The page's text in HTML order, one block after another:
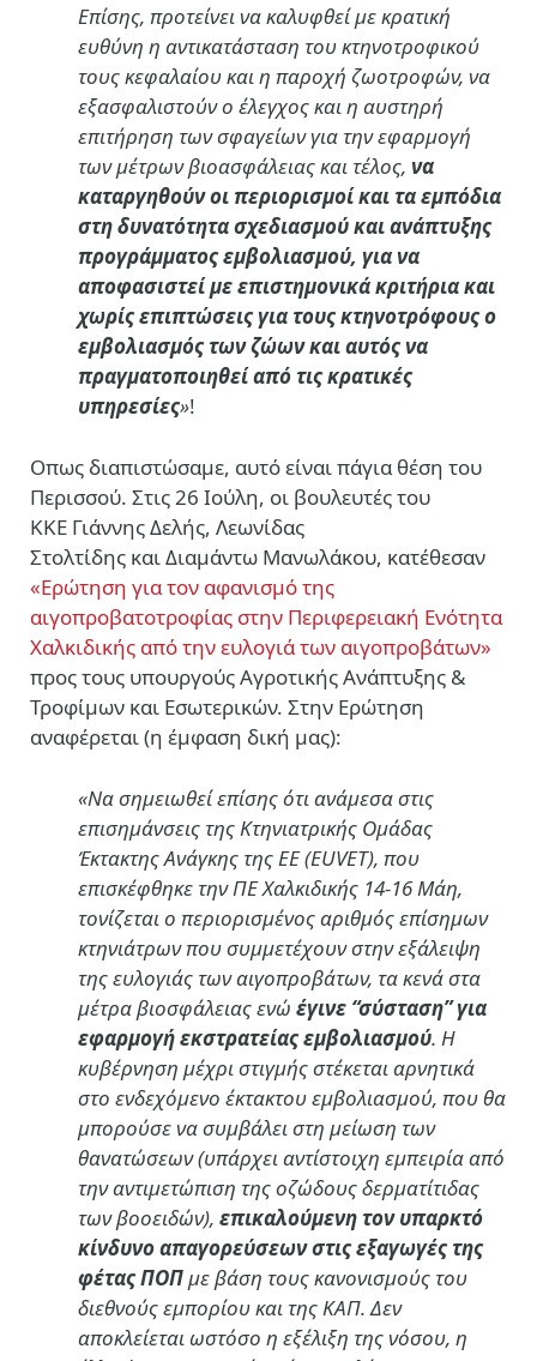
Επίσης, προτείνει να καλυφθεί με κρατική
ευθύνη η αντικατάσταση του κτηνοτροφικού
τους κεφαλαίου και η παροχή ζωοτροφών, να
εξασφαλιστούν ο έλεγχος και η αυστηρή
επιτήρηση των σφαγείων για την εφαρμογή
των μέτρων βιοασφάλειας και τέλος, να
καταργηθούν οι περιορισμοί και τα εμπόδια
στη δυνατότητα σχεδιασμού και ανάπτυξης
προγράμματος εμβολιασμού, για να
αποφασιστεί με επιστημονικά κριτήρια και
χωρίς επιπτώσεις για τους κτηνοτρόφους ο
εμβολιασμός των ζώων και αυτός να
πραγματοποιηθεί από τις κρατικές
υπηρεσίες»!
Οπως διαπιστώσαμε, αυτό είναι πάγια θέση του
Περισσού. Στις 26 Ιούλη, οι βουλευτές του
ΚΚΕ Γιάννης Δελής, Λεωνίδας
Στολτίδης και Διαμάντω Μανωλάκου, κατέθεσαν
«Ερώτηση για τον αφανισμό της
αιγοπροβατοτροφίας στην Περιφερειακή Ενότητα
Χαλκιδικής από την ευλογιά των αιγοπροβάτων»
προς τους υπουργούς Αγροτικής Ανάπτυξης &
Τροφίμων και Εσωτερικών. Στην Ερώτηση
αναφέρεται (η έμφαση δική μας):
«Να σημειωθεί επίσης ότι ανάμεσα στις
επισημάνσεις της Κτηνιατρικής Ομάδας
Έκτακτης Ανάγκης της ΕΕ (EUVET), που
επισκέφθηκε την ΠΕ Χαλκιδικής 14-16 Μάη,
τονίζεται ο περιορισμένος αριθμός επίσημων
κτηνιάτρων που συμμετέχουν στην εξάλειψη
της ευλογιάς των αιγοπροβάτων, τα κενά στα
μέτρα βιοσφάλειας ενώ έγινε “σύσταση” για
εφαρμογή εκστρατείας εμβολιασμού. Η
κυβέρνηση μέχρι στιγμής στέκεται αρνητικά
στο ενδεχόμενο έκτακτου εμβολιασμού, που θα
μπορούσε να συμβάλει στη μείωση των
θανατώσεων (υπάρχει αντίστοιχη εμπειρία από
την αντιμετώπιση της οζώδους δερματίτιδας
των βοοειδών), επικαλούμενη τον υπαρκτό
κίνδυνο απαγορεύσεων στις εξαγωγές της
φέτας ΠΟΠμε βάση τους κανονισμούς του
διεθνούς εμπορίου και της ΚΑΠ. Δεν
αποκλείεται ωστόσο η εξέλιξη της νόσου, η